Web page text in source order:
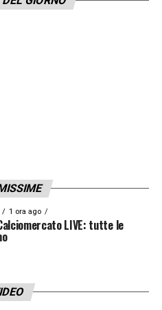
1 ora ago
LIVE: tutte le